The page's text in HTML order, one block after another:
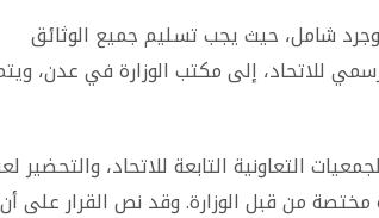
شامل، حيث يجب تسليم جميع الوثائق
للاتحاد، إلى مكتب الوزارة في عدن،
التعاونية التابعة للاتحاد، والتحضير
مختصة من قبل الوزارة. وقد نص القرار على